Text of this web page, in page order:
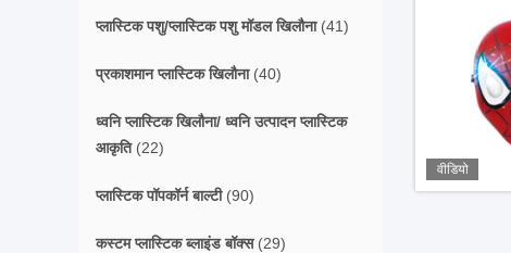
प्लास्टिक पशु/प्लास्टिक पशु मॉडल खिलौना(41)
प्रकाशमान प्लास्टिक खिलौना(40)
ध्वनि प्लास्टिक खिलौना/ ध्वनि उत्पादन प्लास्टिक
आकृति(22)
प्लास्टिक पॉपकॉर्न बाल्टी(90)
कस्टम प्लास्टिक ब्लाइंड बॉक्स(29)
वीडियो